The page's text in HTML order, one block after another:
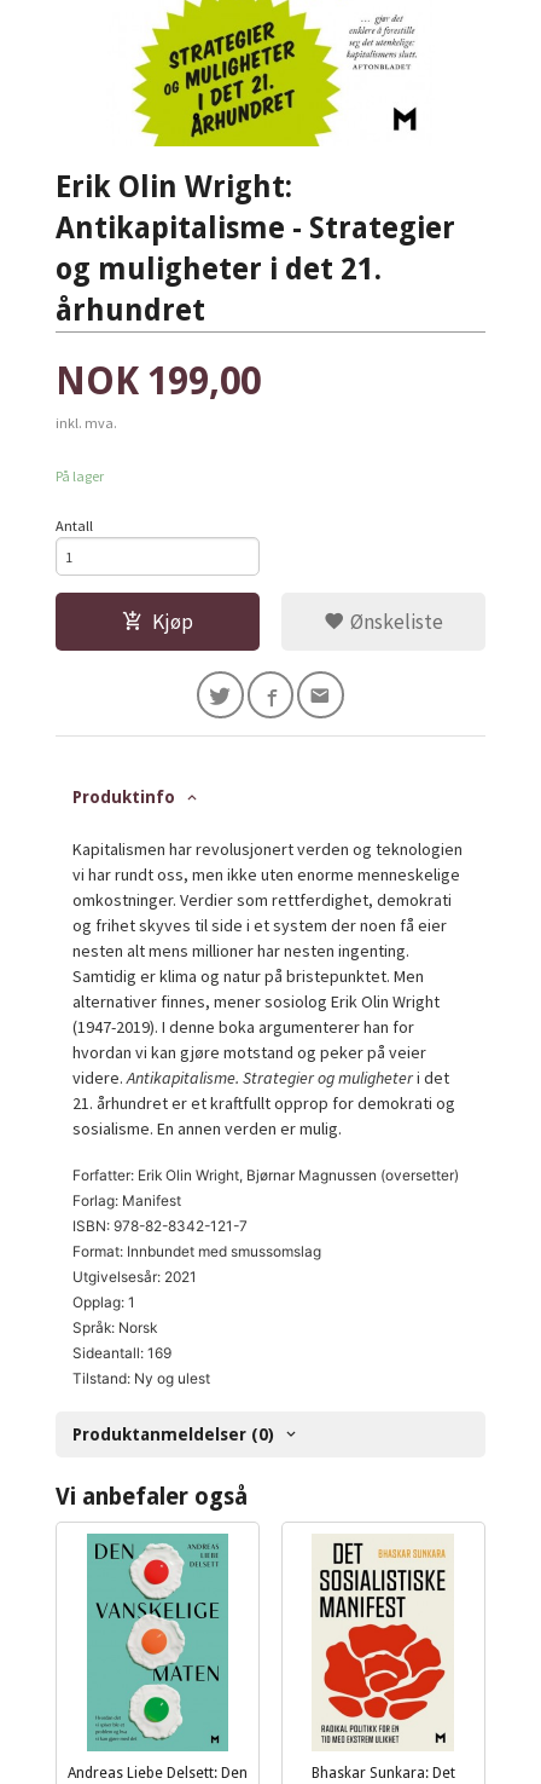
Erik Olin Wright:
Antikapitalisme - Strategier
og muligheter i det 21.
århundret
Pris
NOK 199,00
inkl. mva.
På lager
Antall
Kjøp Ønskeliste
Produktinfo
Kapitalismen har revolusjonert verden og teknologien
vi har rundt oss, men ikke uten enorme menneskelige
omkostninger. Verdier som rettferdighet, demokrati
og frihet skyves til side i et system der noen få eier
nesten alt mens millioner har nesten ingenting.
Samtidig er klima og natur på bristepunktet. Men
alternativer finnes, mener sosiolog Erik Olin Wright
(1947-2019). I denne boka argumenterer han for
hvordan vi kan gjøre motstand og peker på veier
videre.Antikapitalisme. Strategier og muligheteri det
21. århundret er et kraftfullt opprop for demokrati og
sosialisme. En annen verden er mulig.
Forfatter: Erik Olin Wright, Bjørnar Magnussen (oversetter)
Forlag: Manifest
ISBN: 978-82-8342-121-7
Format: Innbundet med smussomslag
Utgivelsesår: 2021
Opplag: 1
Språk: Norsk
Sideantall: 169
Tilstand: Ny og ulest
Produktanmeldelser (0)
Vi anbefaler også
Andreas Liebe Delsett: Den
Bhaskar Sunkara: Det